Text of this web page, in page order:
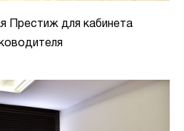
Престиж для кабинета